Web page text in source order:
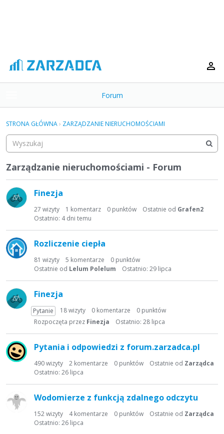
o
g
e
m
e
u
Forum
Kategorie
Dyskusje
STRONA GŁÓWNA› ZARZĄDZANIE NIERUCHOMOŚCIAMI
Zarządzanie nieruchomościami - Forum
i
s
a
d
y
u
s
y
Finezja
27 wizyty 1 komentarz 0 punktów Ostatnie od Grafen2
Ostatnio: 4 dni temu
Rozliczenie ciepła
81 wizyty 5 komentarze 0 punktów
Ostatnie od Lelum Polelum Ostatnio: 29 lipca
Finezja
Pytanie 18wizyty 0 komentarze 0 punktów
Rozpoczęta przez Finezja Ostatnio: 28 lipca
Pytania i odpowiedzi z forum.zarzadca.pl
490wizyty 2 komentarze 0 punktów Ostatnie od Zarządca
Ostatnio: 26 lipca
Wodomierze z funkcją zdalnego odczytu
152wizyty 4komentarze 0 punktów Ostatnie od Zarządca
Ostatnio: 26 lipca